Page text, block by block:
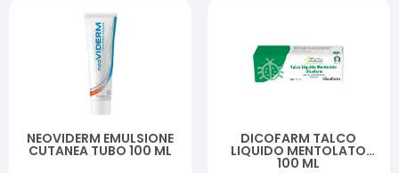
NEOVIDERM EMULSIONE
CUTANEA TUBO 100 ML
DICOFARM TALCO
LIQUIDO MENTOLATO
100 ML